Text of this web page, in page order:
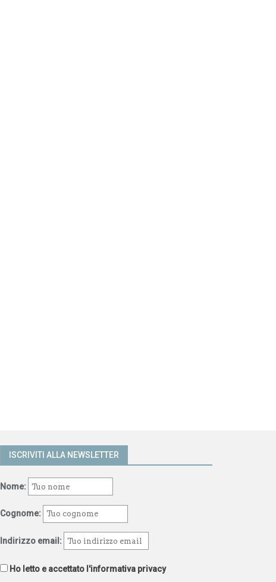
ISCRIVITI ALLA NEWSLETTER
Nome:
Cognome:
Indirizzo email:
Ho letto e accettato l'informativa privacy